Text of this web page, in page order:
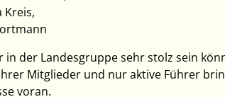
Kreis,
in der Landesgruppe sehr stolz sein
Mitglieder und nur aktive Führer
voran.